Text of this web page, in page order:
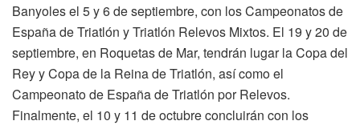
Banyoles el 5 y 6 de septiembre, con los Campeonatos de
España de Triatlón y Triatlón Relevos Mixtos. El 19 y 20 de
septiembre, en Roquetas de Mar, tendrán lugar la Copa del
Rey y Copa de la Reina de Triatlón, así como el
Campeonato de España de Triatlón por Relevos.
Finalmente, el 10 y 11 de octubre concluirán con los